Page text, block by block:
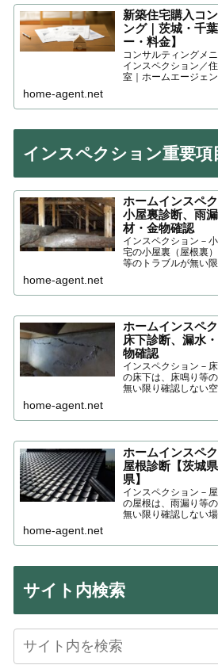
スペクション／住宅
新築住宅購入コ
ング｜茨城・千
ー・料金】
コンサルティングメ
インスペクション／
室｜ホームエージェ
ィング事務所です。
コンサルティングサ
home-agent.net
インスペクション重要項
ホームインスペ
小屋裏診断、雨
材・金物確認
インスペクション－
宅の小屋裏（屋根裏
等のトラブルが無い
は、必ずチェックし
化の程度、施工の不
home-agent.net
ホームインスペ
床下診断、漏水
物確認
インスペクション－
の床下は、床鳴り等
無い限り確認しない
クしておいた方が良
の不具合、断熱材の
home-agent.net
ホームインスペ
屋根診断【茨城
県】
インスペクション－
の屋根は、雨漏り等
無い限り確認しない場
クしておいた方が良
は、雨漏りによる修
フ...
home-agent.net
サイト内検索